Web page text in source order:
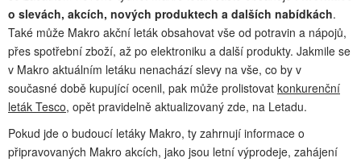
o slevách, akcích, nových produktech a dalších nabídkách.
Také může Makro akční leták obsahovat vše od potravin a nápojů,
přes spotřební zboží, až po elektroniku a další produkty. Jakmile se
v Makro aktuálním letáku nenachází slevy na vše, co by v
současné době kupující ocenil, pak může prolistovat konkurenční
leták Tesco, opět pravidelně aktualizovaný zde, na Letadu.
Pokud jde o budoucí letáky Makro, ty zahrnují informace o
připravovaných Makro akcích, jako jsou letní výprodeje, zahájení